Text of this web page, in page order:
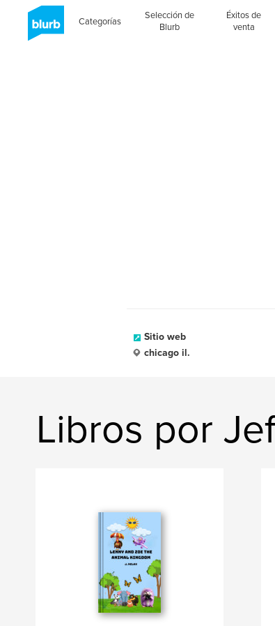
Categorías
Selección de
Blurb
Éxitos de
venta
Sitio web
chicago il.
Libros por